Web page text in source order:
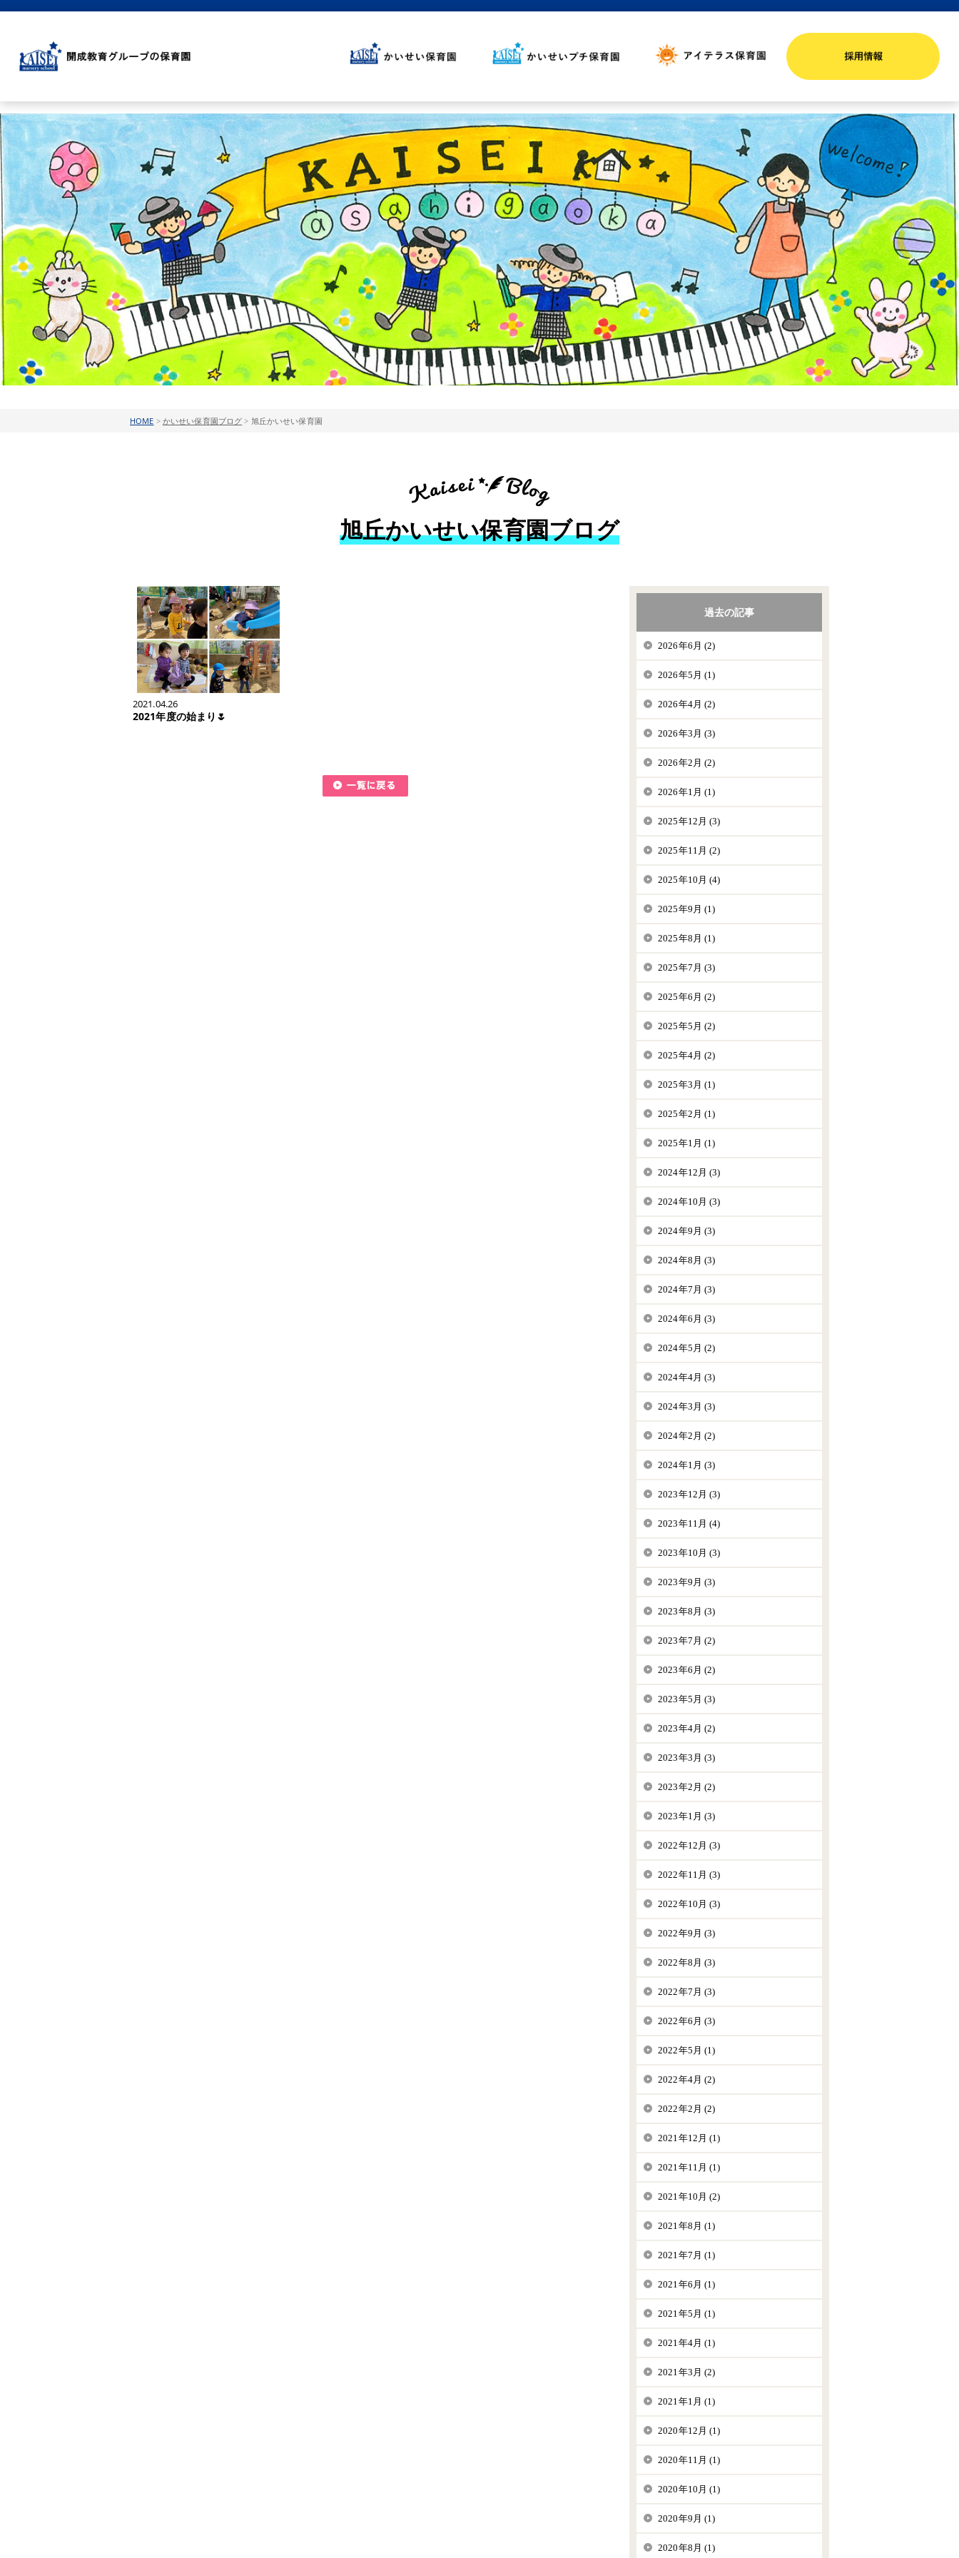
HOME > かいせい保育園ブログ > 旭丘かいせい保育園
旭丘かいせい保育園ブログ
2021.04.26
2021年度の始まり🌷
過去の記事
2026年6月 (2)
2026年5月 (1)
2026年4月 (2)
2026年3月 (3)
2026年2月 (2)
2026年1月 (1)
2025年12月 (3)
2025年11月 (2)
2025年10月 (4)
2025年9月 (1)
2025年8月 (1)
2025年7月 (3)
2025年6月 (2)
2025年5月 (2)
2025年4月 (2)
2025年3月 (1)
2025年2月 (1)
2025年1月 (1)
2024年12月 (3)
2024年10月 (3)
2024年9月 (3)
2024年8月 (3)
2024年7月 (3)
2024年6月 (3)
2024年5月 (2)
2024年4月 (3)
2024年3月 (3)
2024年2月 (2)
2024年1月 (3)
2023年12月 (3)
2023年11月 (4)
2023年10月 (3)
2023年9月 (3)
2023年8月 (3)
2023年7月 (2)
2023年6月 (2)
2023年5月 (3)
2023年4月 (2)
2023年3月 (3)
2023年2月 (2)
2023年1月 (3)
2022年12月 (3)
2022年11月 (3)
2022年10月 (3)
2022年9月 (3)
2022年8月 (3)
2022年7月 (3)
2022年6月 (3)
2022年5月 (1)
2022年4月 (2)
2022年2月 (2)
2021年12月 (1)
2021年11月 (1)
2021年10月 (2)
2021年8月 (1)
2021年7月 (1)
2021年6月 (1)
2021年5月 (1)
2021年4月 (1)
2021年3月 (2)
2021年1月 (1)
2020年12月 (1)
2020年11月 (1)
2020年10月 (1)
2020年9月 (1)
2020年8月 (1)